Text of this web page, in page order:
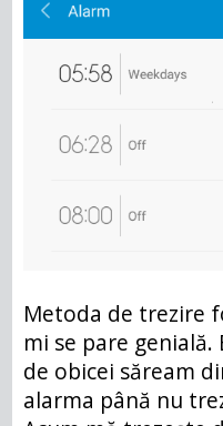
Metoda de trezire
mi se pare
de obicei săream
alarma până nu